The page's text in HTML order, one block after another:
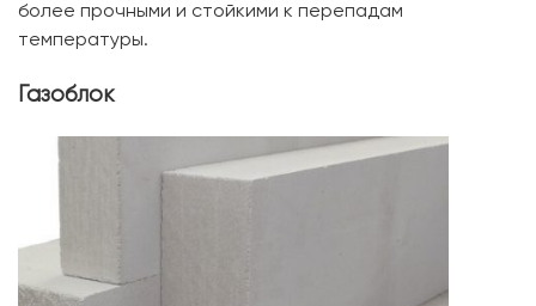
более прочными и стойкими к перепадам
температуры.
Газоблок